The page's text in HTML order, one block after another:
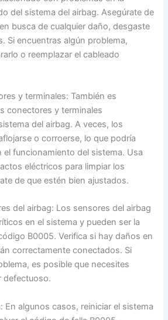
del sistema del airbag. Asegúrate de
busca de cualquier daño, desgaste
Si encuentras algún problema,
o reemplazar el cableado
y terminales: También es
conectores y terminales
del airbag. A veces, los
o corroerse, lo que podría
el funcionamiento del sistema. Usa
eléctricos para limpiar los
de que estén bien ajustados.
del airbag: Los sensores del airbag
en el sistema y pueden ser la
B0005. Verifica si hay daños en
correctamente conectados. Si
es posible que necesites
defectuoso.
En algunos casos, reiniciar el sistema